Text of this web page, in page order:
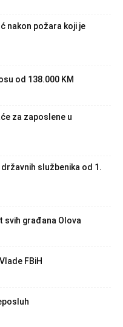
nakon požara koji je
od 138.000 KM
za zaposlene u
službenika od 1.
svih građana Olova
FBiH